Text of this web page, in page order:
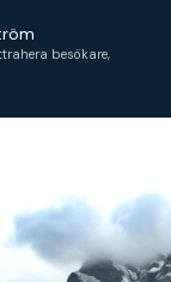
besökare,